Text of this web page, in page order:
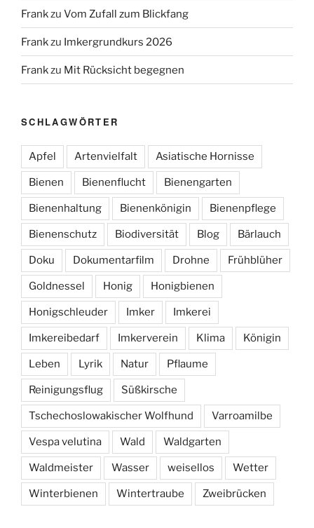
Frankzu Vom Zufall zum Blickfang
Frankzu Imkergrundkurs 2026
Frankzu Mit Rücksicht begegnen
SCHLAGWÖRTER
Apfel Artenvielfalt Asiatische Hornisse
Bienen Bienenflucht Bienengarten
Bienenhaltung Bienenkönigin Bienenpflege
Bienenschutz Biodiversität Blog Bärlauch
Doku Dokumentarfilm Drohne Frühblüher
Goldnessel Honig Honigbienen
Honigschleuder Imker Imkerei
Imkereibedarf Imkerverein Klima Königin
Leben Lyrik Natur Pflaume
Reinigungsflug Süßkirsche
Tschechoslowakischer Wolfhund Varroamilbe
Vespa velutina Wald Waldgarten
Waldmeister Wasser weisellos Wetter
Winterbienen Wintertraube Zweibrücken